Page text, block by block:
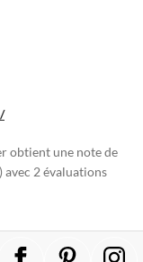
obtient une note de
avec 2 évaluations